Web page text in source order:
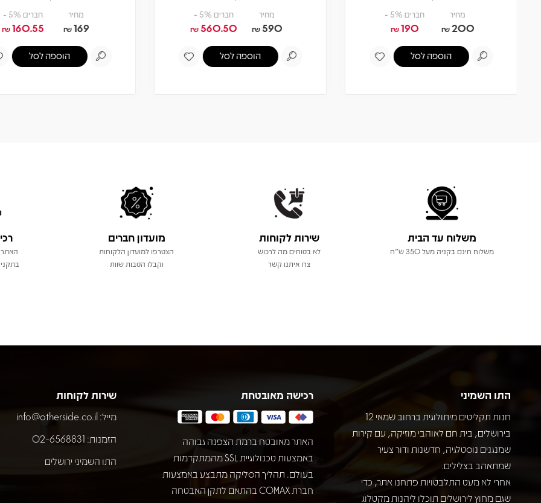
מחיר
590
חברים 5% -
560.50
הוספה לסל
מחיר
169
₪
חברים 5% -
160.55
₪
הוספה לסל
מחיר
299
חברים 5% -
284.05
הוספה לסל
משלוח עד הבית
משלוח חינם בקניה מעל 350 ש"ח
שירות לקוחות
לא בטוחים מה לרכוש
צרו איתנו קשר
מועדון חברים
הצטרפו למועדון הלקוחות
וקבלו הטבות שוות
התו השמיני
חנות תקליטים מיתולוגית ברחוב שמאי 12
בירושלים, בית חם לאוהבי מוזיקה, עם קירות
שמנגנים נוסטלגיה, חדשנות ודור צעיר
שמתאהב בצלילים.
אחרי לא מעט התלבטויות פתחנו אתר, כדי
שגם מחוץ לירושלים תוכלו ליהנות מקטלוג
רכישה מאובטחת
האתר מאובטח ברמת הצפנה גבוהה
באמצעות טכנולוגיית SSL מהמתקדמות
בעולם. תהליך הסליקה מתבצע באמצעות
חברת COMAX בהתאם לתקן האבטחה
שירות לקוחות
מייל: info@otherside.co.il
הזמנות: 02-6568831
התו השמיני ירושלים